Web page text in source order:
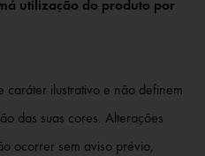
utilização do produto por
caráter ilustrativo e não definem
das suas cores. Alterações
ocorrer sem aviso prévio,